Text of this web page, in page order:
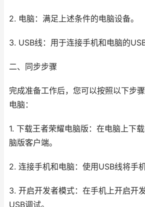
2. 电脑：满足上述条件的电脑设备。
3. USB线：用于连接手机和电脑的USB
二、同步步骤
完成准备工作后，您可以按照以下步
电脑：
1. 下载王者荣耀电脑版：在电脑上下
脑版客户端。
2. 连接手机和电脑：使用USB线将手
3. 开启开发者模式：在手机上开启开
USB调试。